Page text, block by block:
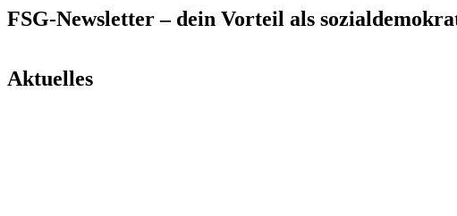
FSG-Newsletter – dein Vorteil als
Aktuelles